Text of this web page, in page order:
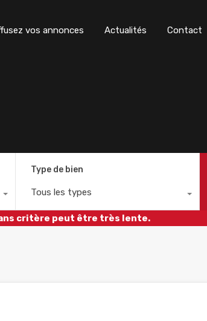
vos annonces Actualités Contact
Type de bien
Tous les types
critère peut être très lente.